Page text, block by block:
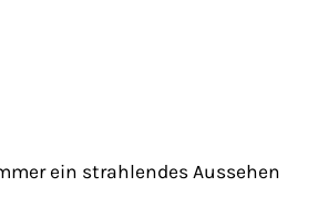
ein strahlendes Aussehen